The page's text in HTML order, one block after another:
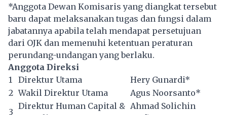
*Anggota Dewan Komisaris yang diangkat tersebut
baru dapat melaksanakan tugas dan fungsi dalam
jabatannya apabila telah mendapat persetujuan
dari OJK dan memenuhi ketentuan peraturan
perundang-undangan yang berlaku.
Anggota Direksi
1 Direktur Utama
Hery Gunardi*
2 Wakil Direktur Utama
Agus Noorsanto*
3
Direktur Human Capital & Ahmad Solichin